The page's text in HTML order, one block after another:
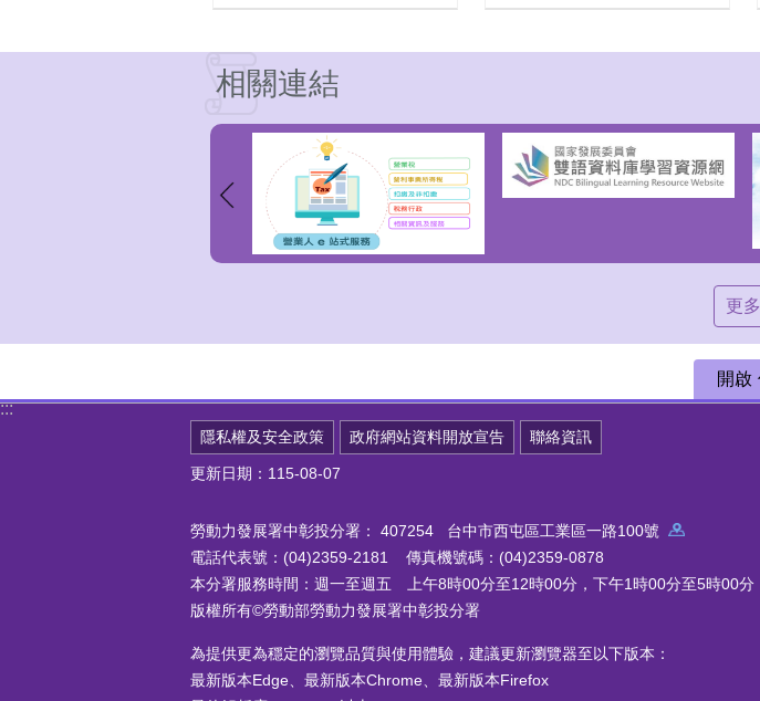
相關連結
更多
:::
開啟
隱私權及安全政策 政府網站資料開放宣告 聯絡資訊
更新日期：115-08-07
勞動力發展署中彰投分署： 407254 台中市西屯區工業區一路100號
電話代表號：(04)2359-2181 傳真機號碼：(04)2359-0878
本分署服務時間：週一至週五 上午8時00分至12時00分，下午1時00分至5時00分
版權所有©勞動部勞動力發展署中彰投分署
為提供更為穩定的瀏覽品質與使用體驗，建議更新瀏覽器至以下版本：
最新版本Edge、最新版本Chrome、最新版本Firefox